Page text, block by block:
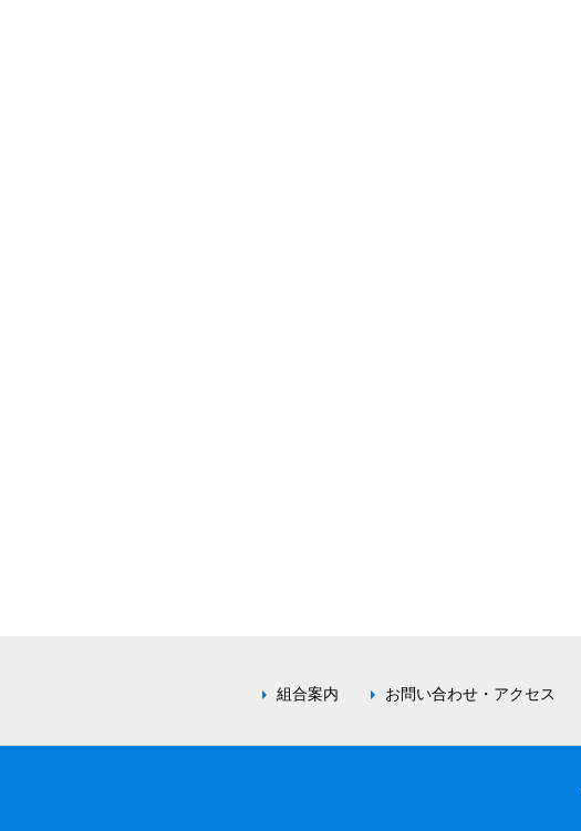
組合案内 お問い合わせ・アクセス